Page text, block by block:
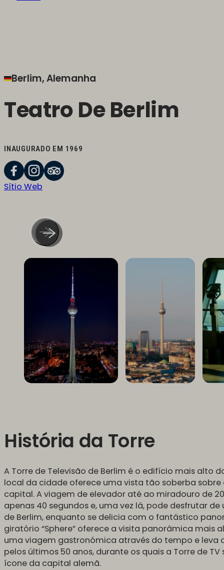
Berlim, Alemanha
Teatro De Berlim
Sítio Web
INAUGURADO EM 1969
História da Torre
A Torre de Televisão de Berlim é o edifício mais alto
local da cidade oferece uma vista tão soberba
capital. A viagem de elevador até ao miradouro de
apenas 40 segundos e, uma vez lá, pode desfrutar
de Berlim, enquanto se delicia com o fantástico
giratório “Sphere” oferece a visita panorâmica mais
uma viagem gastronómica através do tempo e leva
pelos últimos 50 anos, durante os quais a Torre de
ícone da capital alemã.